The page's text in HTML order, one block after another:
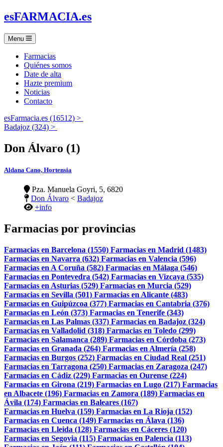
esFARMACIA.es
Menu
Farmacias
Quiénes somos
Date de alta
Hazte premium
Noticias
Contacto
esFarmacia.es (16512) >
Badajoz (324) >
Don Álvaro (1)
Aldana Cano, Hortensia
Pza. Manuela Goyri, 5, 6820
Don Álvaro < Badajoz
+info
Farmacias por provincias
Farmacias en Barcelona (1550) Farmacias en Madrid (1483)
Farmacias en Navarra (632) Farmacias en Valencia (596)
Farmacias en A Coruña (582) Farmacias en Málaga (546)
Farmacias en Pontevedra (542) Farmacias en Vizcaya (535)
Farmacias en Asturias (529) Farmacias en Murcia (529)
Farmacias en Sevilla (501) Farmacias en Alicante (483)
Farmacias en Guipúzcoa (377) Farmacias en Cantabria (376)
Farmacias en León (373) Farmacias en Tenerife (343)
Farmacias en Las Palmas (337) Farmacias en Badajoz (324)
Farmacias en Valladolid (318) Farmacias en Toledo (299)
Farmacias en Salamanca (289) Farmacias en Córdoba (273)
Farmacias en Granada (264) Farmacias en Almería (258)
Farmacias en Burgos (252) Farmacias en Ciudad Real (251)
Farmacias en Tarragona (250) Farmacias en Zaragoza (247)
Farmacias en Cádiz (229) Farmacias en Ourense (224)
Farmacias en Girona (219) Farmacias en Lugo (217) Farmacias
en Albacete (196) Farmacias en Zamora (189) Farmacias en
Ávila (174) Farmacias en Baleares (167)
Farmacias en Huelva (159) Farmacias en La Rioja (152)
Farmacias en Cuenca (149) Farmacias en Álava (136)
Farmacias en Lleida (128) Farmacias en Cáceres (120)
Farmacias en Segovia (115) Farmacias en Palencia (113)